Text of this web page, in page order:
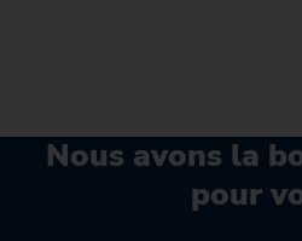
Nous avons la
pour